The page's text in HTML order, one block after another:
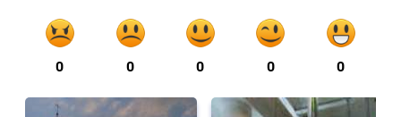
0 0 0 0 0